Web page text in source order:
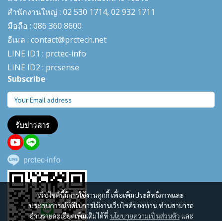
เว็บไซต์นี้มีการใช้งานคุกกี้ เพื่อเพิ่มประสิทธิภาพและ
ประสบการณ์ที่ดีในการใช้งานเว็บไซต์ของท่าน ท่านสามารถ
อ่านรายละเอียดเพิ่มเติมได้ที่ นโยบายความเป็นส่วนตัว และ
สำนักงานใหญ่ : 02 530 1714, 02 932 1711
มือถือ : 086 360 8600
อีเมล : contact@prctech.net
LINE ID1 : prctec-info
LINE ID2 : prcsense
Subscribe
รับข่าวสาร
prctec-info